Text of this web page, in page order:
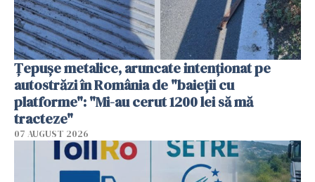
Țepușe metalice, aruncate intenționat pe
autostrăzi în România de "baieții cu
platforme": "Mi-au cerut 1200 lei să mă
tracteze"
07 AUGUST 2026